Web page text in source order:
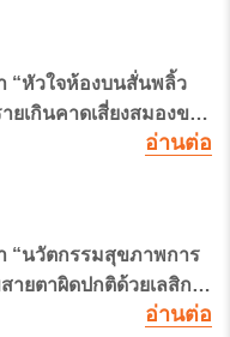
“หัวใจห้องบนสั่นพลิ้ว
ยเกินคาดเสี่ยงสมองขาด
อ่านต่อ
“นวัตกรรมสุขภาพการ
ายตาผิดปกติด้วยเลสิก
ยสุขภาพทางสายตาในยุค
อ่านต่อ